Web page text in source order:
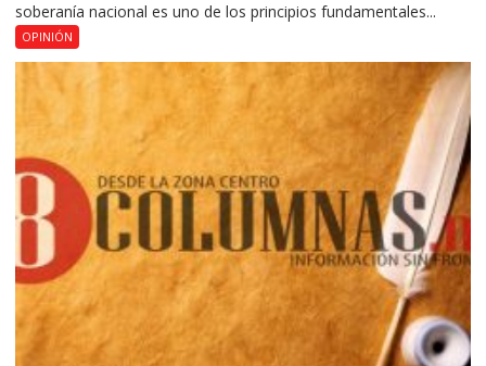
soberanía nacional es uno de los principios fundamentales...
OPINIÓN